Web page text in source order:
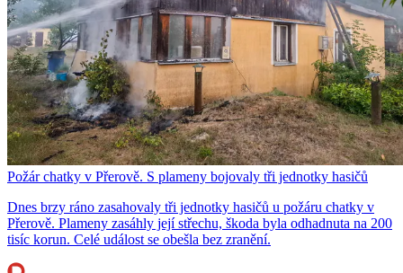
Požár chatky v Přerově. S plameny bojovaly tři jednotky hasičů
Dnes brzy ráno zasahovaly tři jednotky hasičů u požáru chatky v
Přerově. Plameny zasáhly její střechu, škoda byla odhadnuta na 200
tisíc korun. Celé událost se obešla bez zranění.